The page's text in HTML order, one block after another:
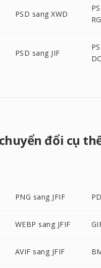
PSD sang XWD
PSD sang JIF
đổi cụ
PNG sang JFIF
WEBP sang JFIF
AVIF sang JFIF